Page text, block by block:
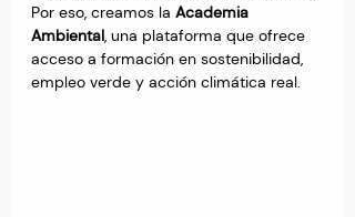
Por eso, creamos la Academia
Ambiental, una plataforma que ofrece
acceso a formación en sostenibilidad,
empleo verde y acción climática real.